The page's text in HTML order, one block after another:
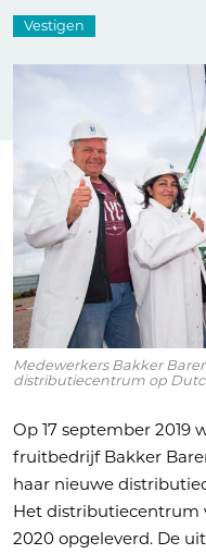
Vestigen
Medewerkers Bakker
distributiecentrum op
Op 17 september 2019
fruitbedrijf Bakker
haar nieuwe
Het distributiecentrum
2020 opgeleverd. De